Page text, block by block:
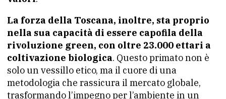
La forza della Toscana, inoltre, sta proprio
nella sua capacità di essere capofila della
rivoluzione green, con oltre 23.000 ettari a
coltivazione biologica. Questo primato non è
solo un vessillo etico, ma il cuore di una
metodologia che rassicura il mercato globale,
trasformando l’impegno per l’ambiente in un